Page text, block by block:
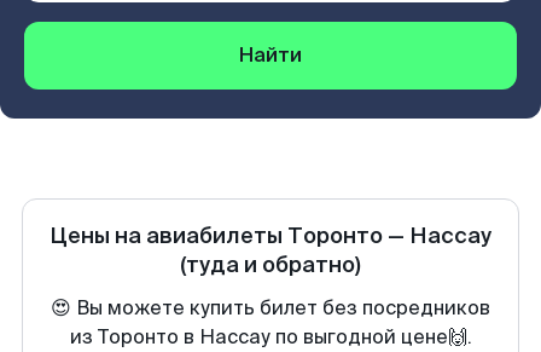
Найти
Цены на авиабилеты Торонто — Нассау
(туда и обратно)
😍 Вы можете купить билет без посредников
из Торонто в Нассау по выгодной цене🙌.